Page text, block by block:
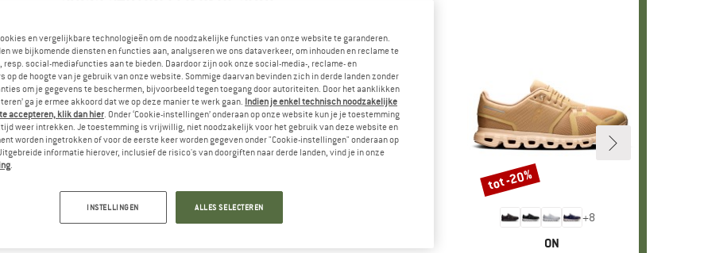
+8
MERK
ON
Korting
tot -20%
en vergelijkbare technologieën om de noodzakelijke functies van onze website te garanderen.
we bijkomende diensten en functies aan, analyseren we ons dataverkeer, om inhouden en reclame te
resp. social-mediafuncties aan te bieden. Daardoor zijn ook onze social-media-, reclame- en
op de hoogte van je gebruik van onze website. Sommige daarvan bevinden zich in derde landen zonder
om je gegevens te beschermen, bijvoorbeeld tegen toegang door autoriteiten. Door het aanklikken
ga je ermee akkoord dat we op deze manier te werk gaan. Indien je enkel technisch noodzakelijke
accepteren, klik dan hier. Onder ‘Cookie-instellingen’ onderaan op onze website kun je je toestemming
weer intrekken. Je toestemming is vrijwillig, niet noodzakelijk voor het gebruik van deze website en
worden ingetrokken of voor de eerste keer worden gegeven onder "Cookie-instellingen" onderaan op
informatie hierover, inclusief de risico's van doorgiften naar derde landen, vind je in onze
.
INSTELLINGEN ALLES SELECTEREN